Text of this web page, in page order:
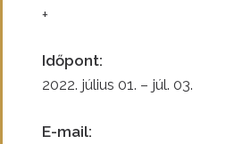
+
Időpont:
2022. július 01. – júl. 03.
E-mail: